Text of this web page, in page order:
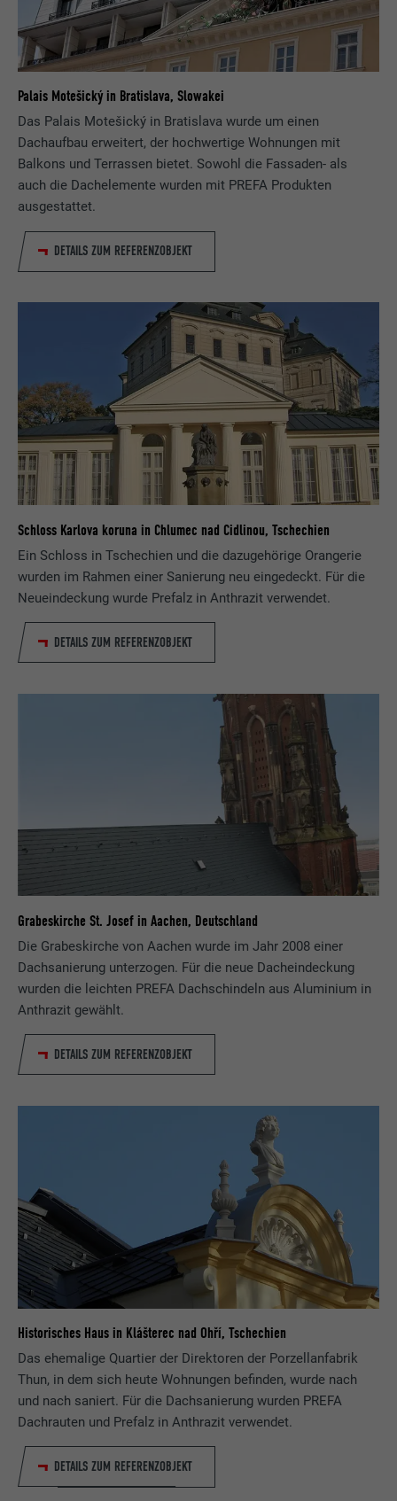
Palais Motešický in Bratislava, Slowakei
Das Palais Motešický in Bratislava wurde um einen
Dachaufbau erweitert, der hochwertige Wohnungen mit
Balkons und Terrassen bietet. Sowohl die Fassaden- als
auch die Dachelemente wurden mit PREFA Produkten
ausgestattet.
DETAILS ZUM REFERENZOBJEKT
Schloss Karlova koruna in Chlumec nad Cidlinou, Tschechien
Ein Schloss in Tschechien und die dazugehörige Orangerie
wurden im Rahmen einer Sanierung neu eingedeckt. Für die
Neueindeckung wurde Prefalz in Anthrazit verwendet.
DETAILS ZUM REFERENZOBJEKT
Grabeskirche St. Josef in Aachen, Deutschland
Die Grabeskirche von Aachen wurde im Jahr 2008 einer
Dachsanierung unterzogen. Für die neue Dacheindeckung
wurden die leichten PREFA Dachschindeln aus Aluminium in
Anthrazit gewählt.
DETAILS ZUM REFERENZOBJEKT
Historisches Haus in Klášterec nad Ohří, Tschechien
Das ehemalige Quartier der Direktoren der Porzellanfabrik
Thun, in dem sich heute Wohnungen befinden, wurde nach
und nach saniert. Für die Dachsanierung wurden PREFA
Dachrauten und Prefalz in Anthrazit verwendet.
DETAILS ZUM REFERENZOBJEKT